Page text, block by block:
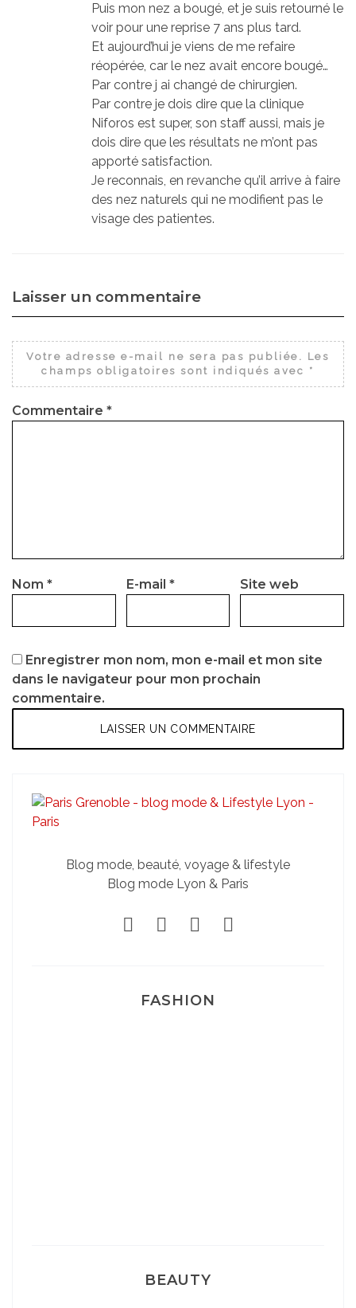
Puis mon nez a bougé, et je suis retourné le
voir pour une reprise 7 ans plus tard.
Et aujourd’hui je viens de me refaire
réopérée, car le nez avait encore bougé…
Par contre j ai changé de chirurgien.
Par contre je dois dire que la clinique
Niforos est super, son staff aussi, mais je
dois dire que les résultats ne m’ont pas
apporté satisfaction.
Je reconnais, en revanche qu’il arrive à faire
des nez naturels qui ne modifient pas le
visage des patientes.
Laisser un commentaire
Votre adresse e-mail ne sera pas publiée. Les
champs obligatoires sont indiqués avec *
Commentaire *
Nom * E-mail * Site web
Enregistrer mon nom, mon e-mail et mon site
dans le navigateur pour mon prochain
commentaire.
Blog mode, beauté, voyage & lifestyle
Blog mode Lyon & Paris
FASHION
BEAUTY